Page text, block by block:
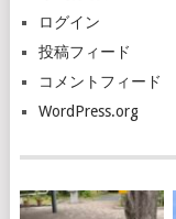
ログイン
投稿フィード
コメントフィード
WordPress.org